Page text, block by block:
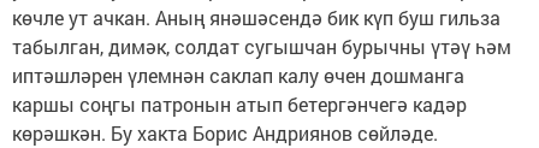
көчле ут ачкан. Аның янәшәсендә бик күп буш гильза
табылган, димәк, солдат сугышчан бурычны үтәү һәм
иптәшләрен үлемнән саклап калу өчен дошманга
каршы соңгы патронын атып бетергәнчегә кадәр
көрәшкән. Бу хакта Борис Андриянов сөйләде.